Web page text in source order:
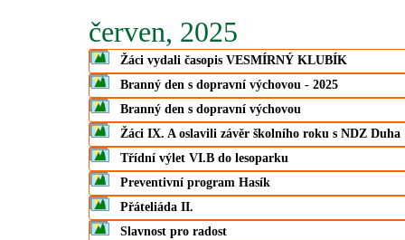
červen, 2025
Žáci vydali časopis VESMÍRNÝ KLUBÍK
Branný den s dopravní výchovou - 2025
Branný den s dopravní výchovou
Žáci IX. A oslavili závěr školního roku s NDZ Duha
Třídní výlet VI.B do lesoparku
Preventivní program Hasík
Přáteliáda II.
Slavnost pro radost